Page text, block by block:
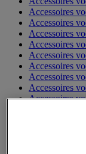
Accessoires
Accessoires
Accessoires
Accessoires
Accessoires
Accessoires
Accessoires
Accessoires
Accessoires